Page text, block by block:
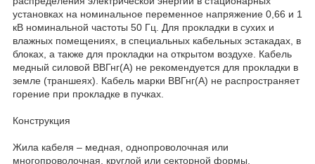
установках на номинальное переменное напряжение 0,66 и 1
кВ номинальной частоты 50 Гц. Для прокладки в сухих и
влажных помещениях, в специальных кабельных эстакадах, в
блоках, а также для прокладки на открытом воздухе. Кабель
медный силовой ВВГнг(А) не рекомендуется для прокладки в
земле (траншеях). Кабель марки ВВГнг(А) не распространяет
горение при прокладке в пучках.
Конструкция
Жила кабеля – медная, однопроволочная или
многопроволочная, круглой или секторной формы.